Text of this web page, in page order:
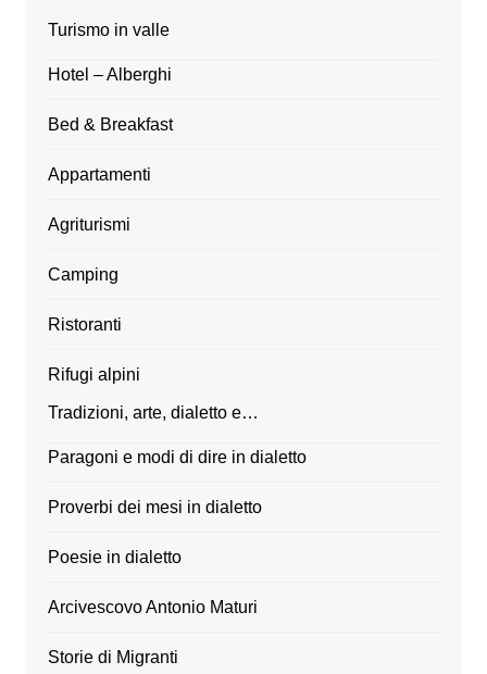
Turismo in valle
Hotel – Alberghi
Bed & Breakfast
Appartamenti
Agriturismi
Camping
Ristoranti
Rifugi alpini
Tradizioni, arte, dialetto e…
Paragoni e modi di dire in dialetto
Proverbi dei mesi in dialetto
Poesie in dialetto
Arcivescovo Antonio Maturi
Storie di Migranti